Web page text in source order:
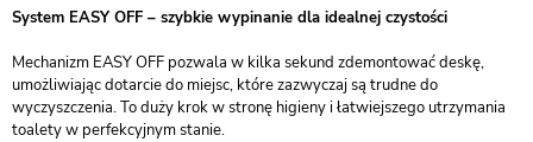
System EASY OFF – szybkie wypinanie dla idealnej czystości
Mechanizm EASY OFF pozwala w kilka sekund zdemontować deskę,
umożliwiając dotarcie do miejsc, które zazwyczaj są trudne do
wyczyszczenia. To duży krok w stronę higieny i łatwiejszego utrzymania
toalety w perfekcyjnym stanie.